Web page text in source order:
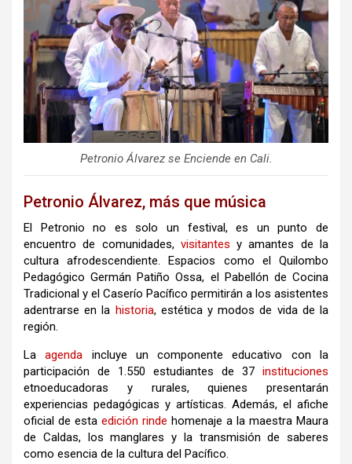
Petronio Álvarez se Enciende en Cali.
Petronio Álvarez, más que música
El Petronio no es solo un festival, es un punto de
encuentro de comunidades, visitantes y amantes de la
cultura afrodescendiente. Espacios como el Quilombo
Pedagógico Germán Patiño Ossa, el Pabellón de Cocina
Tradicional y el Caserío Pacífico permitirán a los asistentes
adentrarse en la historia, estética y modos de vida de la
región.
Laagenda incluye un componente educativo con la
participación de 1.550 estudiantes de 37 instituciones
etnoeducadoras y rurales, quienes presentarán
experiencias pedagógicas y artísticas. Además, el afiche
oficial de esta edición rinde homenaje a la maestra Maura
de Caldas, los manglares y la transmisión de saberes
como esencia de la cultura del Pacífico.